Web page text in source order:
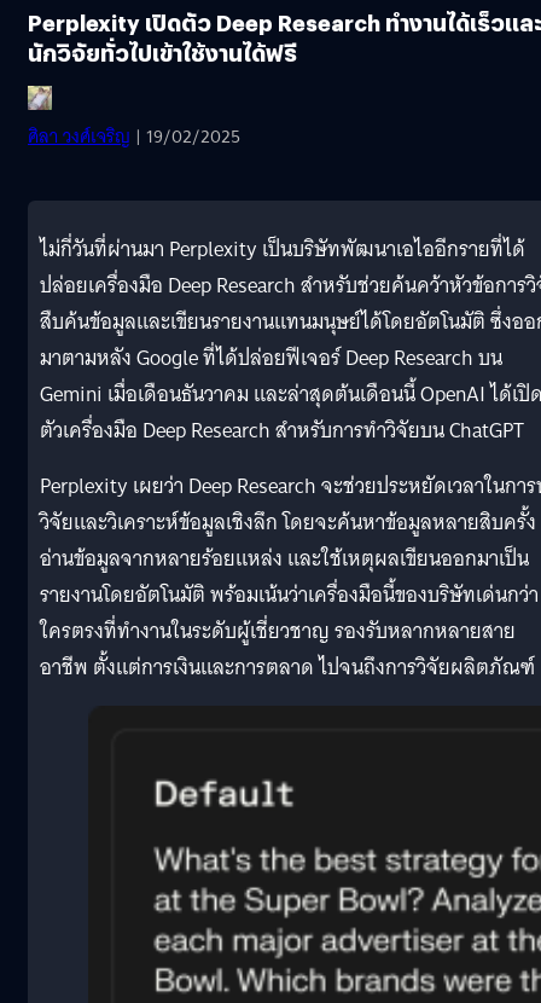
Perplexity เปิดตัว Deep Research ทำงานได้เร็วและ
นักวิจัยทั่วไปเข้าใช้งานได้ฟรี
ศิลา วงศ์เจริญ | 19/02/2025
ไม่กี่วันที่ผ่านมา Perplexity เป็นบริษัทพัฒนาเอไออีกรายที่ได้
ปล่อยเครื่องมือ Deep Research สำหรับช่วยค้นคว้าหัวข้อการ
สืบค้นข้อมูลและเขียนรายงานแทนมนุษย์ได้โดยอัตโนมัติ ซึ่งอ
มาตามหลัง Google ที่ได้ปล่อยฟีเจอร์ Deep Research บน
Gemini เมื่อเดือนธันวาคม และล่าสุดต้นเดือนนี้ OpenAI ได้เปิ
ตัวเครื่องมือ Deep Research สำหรับการทำวิจัยบน ChatGPT
Perplexity เผยว่า Deep Research จะช่วยประหยัดเวลาในกา
วิจัยและวิเคราะห์ข้อมูลเชิงลึก โดยจะค้นหาข้อมูลหลายสิบครั้ง
อ่านข้อมูลจากหลายร้อยแหล่ง และใช้เหตุผลเขียนออกมาเป็น
รายงานโดยอัตโนมัติ พร้อมเน้นว่าเครื่องมือนี้ของบริษัทเด่นกว่า
ใครตรงที่ทำงานในระดับผู้เชี่ยวชาญ รองรับหลากหลายสาย
อาชีพ ตั้งแต่การเงินและการตลาด ไปจนถึงการวิจัยผลิตภัณฑ์